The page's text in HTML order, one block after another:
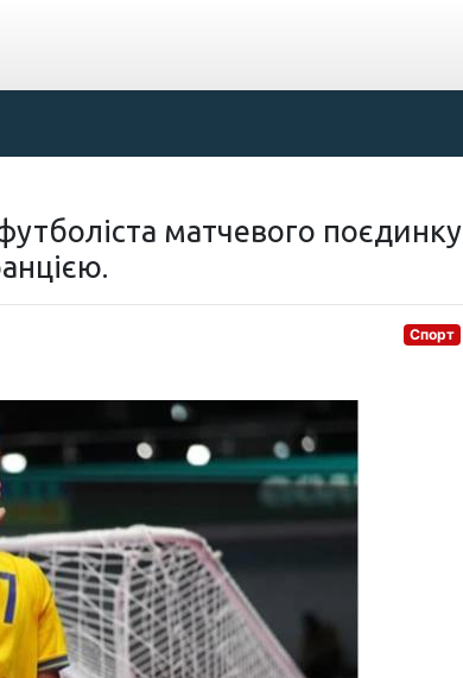
матчевого поєдинку
Спорт